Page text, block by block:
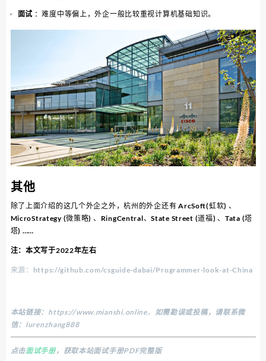
面试 ：难度中等偏上，外企一般比较重视计算机基础知识。
其他
除了上面介绍的这几个外企之外，杭州的外企还有 ArcSoft(虹软) 、
MicroStrategy (微策略) 、RingCentral、State Street (道福) 、Tata (塔
塔) ……
注：本文写于2022年左右
来源：https://github.com/csguide-dabai/Programmer-look-at-China
本站链接： https://www.mianshi.online，
如需勘误或投稿，请联系微
信：lurenzhang888
点击面试手册，获取本站面试手册PDF完整版